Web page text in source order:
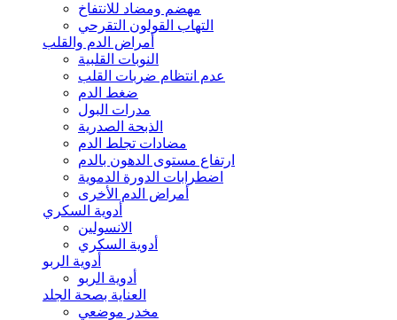
مهضم ومضاد للانتفاخ
التهاب القولون التقرحي
أمراض الدم والقلب
النوبات القلبية
عدم انتظام ضربات القلب
ضغط الدم
مدرات البول
الذبحة الصدرية
مضادات تجلط الدم
ارتفاع مستوى الدهون بالدم
اضطرابات الدورة الدموية
أمراض الدم الأخرى
أدوية السكري
الانسولين
أدوية السكري
أدوية الربو
أدوية الربو
العناية بصحة الجلد
مخدر موضعي